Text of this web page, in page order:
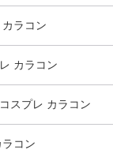
ラコン
カラコン
スプレ カラコン
コン